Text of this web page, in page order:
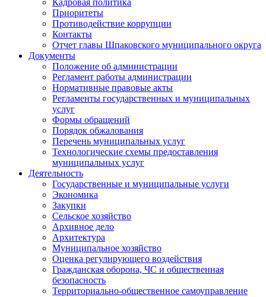
Кадровая политика
Приоритеты
Противодействие коррупции
Контакты
Отчет главы Шпаковского муниципального округа
Документы
Положение об администрации
Регламент работы администрации
Нормативные правовые акты
Регламенты государственных и муниципальных
услуг
Формы обращений
Порядок обжалования
Перечень муниципальных услуг
Технологические схемы предоставления
муниципальных услуг
Деятельность
Государственные и муниципальные услуги
Экономика
Закупки
Сельское хозяйство
Архивное дело
Архитектура
Муниципальное хозяйство
Оценка регулирующего воздействия
Гражданская оборона, ЧС и общественная
безопасность
Территориально-общественное самоуправление